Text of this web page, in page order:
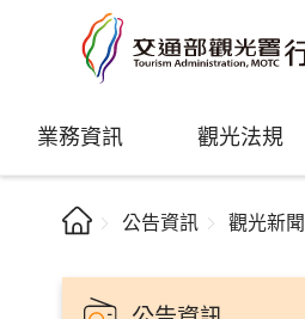
業務資訊 觀光法規
公告資訊 觀光新聞